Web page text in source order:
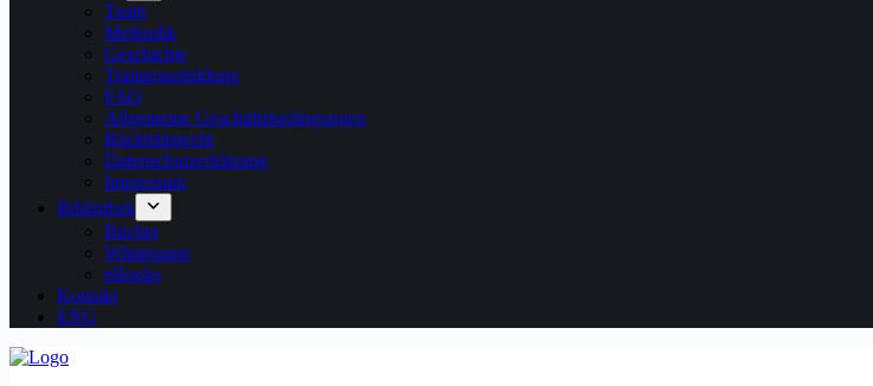
Team
Methodik
Geschichte
Trainerausbildung
FAQ
Allgemeine Geschäftsbedingungen
Rücktrittsrecht
Datenschutzerklärung
Impressum
Bibliothek
Bücher
Whitepaper
eBooks
Kontakt
ENG